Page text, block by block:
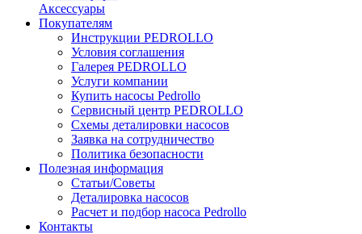
Аксессуары
Покупателям
Инструкции PEDROLLO
Условия соглашения
Галерея PEDROLLO
Услуги компании
Купить насосы Pedrollo
Сервисный центр PEDROLLO
Схемы деталировки насосов
Заявка на сотрудничество
Политика безопасности
Полезная информация
Статьи/Советы
Деталировка насосов
Расчет и подбор насоса Pedrollo
Контакты